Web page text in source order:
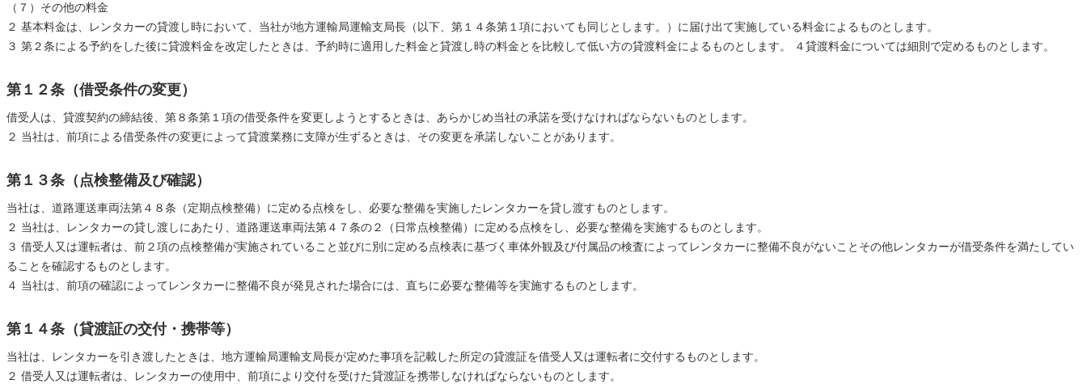
（７）その他の料金
２ 基本料金は、レンタカーの貸渡し時において、当社が地方運輸局運輸支局長（以下、第１４条第１項においても同じとします。）に届け出て実施している料金によるものとします。
３ 第２条による予約をした後に貸渡料金を改定したときは、予約時に適用した料金と貸渡し時の料金とを比較して低い方の貸渡料金によるものとします。 ４貸渡料金については細則で定めるものとします。
第１２条（借受条件の変更）
借受人は、貸渡契約の締結後、第８条第１項の借受条件を変更しようとするときは、あらかじめ当社の承諾を受けなければならないものとします。
２ 当社は、前項による借受条件の変更によって貸渡業務に支障が生ずるときは、その変更を承諾しないことがあります。
第１３条（点検整備及び確認）
当社は、道路運送車両法第４８条（定期点検整備）に定める点検をし、必要な整備を実施したレンタカーを貸し渡すものとします。
２ 当社は、レンタカーの貸し渡しにあたり、道路運送車両法第４７条の２（日常点検整備）に定める点検をし、必要な整備を実施するものとします。
３ 借受人又は運転者は、前２項の点検整備が実施されていること並びに別に定める点検表に基づく車体外観及び付属品の検査によってレンタカーに整備不良がないことその他レンタカーが借受条件を満たしてい
ることを確認するものとします。
４ 当社は、前項の確認によってレンタカーに整備不良が発見された場合には、直ちに必要な整備等を実施するものとします。
第１４条（貸渡証の交付・携帯等）
当社は、レンタカーを引き渡したときは、地方運輸局運輸支局長が定めた事項を記載した所定の貸渡証を借受人又は運転者に交付するものとします。
２ 借受人又は運転者は、レンタカーの使用中、前項により交付を受けた貸渡証を携帯しなければならないものとします。